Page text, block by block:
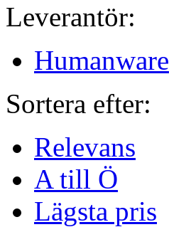
Leverantör:
Humanware
Sortera efter:
Relevans
A till Ö
Lägsta pris